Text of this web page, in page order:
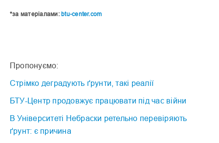
*за матеріалами:btu-center.com
Пропонуємо:
Стрімко деградують ґрунти, такі реалії
БТУ-Центр продовжує працювати під час війни
В Університеті Небраски ретельно перевіряють
ґрунт: є причина